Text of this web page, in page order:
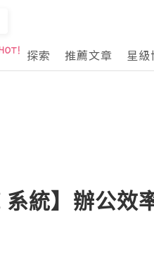
探索 推薦文章 星級
系統】辦公效